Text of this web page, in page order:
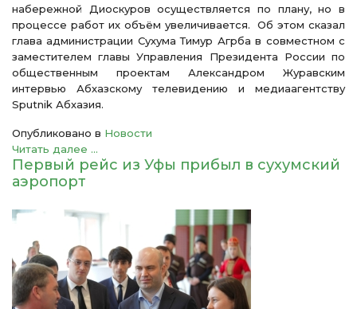
набережной Диоскуров осуществляется по плану, но в
процессе работ их объём увеличивается. Об этом сказал
глава администрации Сухума Тимур Агрба в совместном с
заместителем главы Управления Президента России по
общественным проектам Александром Журавским
интервью Абхазскому телевидению и медиаагентству
Sputnik Абхазия.
Опубликовано в Новости
Читать далее ...
Первый рейс из Уфы прибыл в сухумский
аэропорт